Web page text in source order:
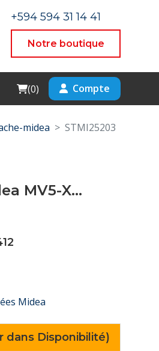
+594 594 31 14 41
Notre boutique
Cart
(0) Compte
midea STMI25203
MV5-X...
Midea
dans Disponibilité)